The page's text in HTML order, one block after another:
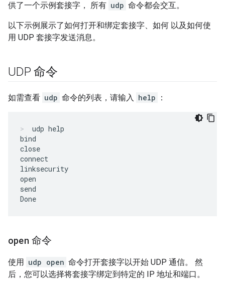
供了一个示例套接字， 所有 udp 命令都会交互。
以下示例展示了如何打开和绑定套接字、如何 以及如何使
用 UDP 套接字发送消息。
UDP 命令
如需查看 udp 命令的列表，请输入 help ：
udp help
bind
close
connect
linksecurity
open
send
open 命令
使用 udp open 命令打开套接字以开始 UDP 通信。 然
后，您可以选择将套接字绑定到特定的 IP 地址和端口。